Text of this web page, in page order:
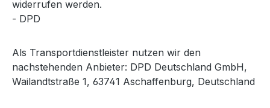
widerrufen werden.
- DPD
Als Transportdienstleister nutzen wir den
nachstehenden Anbieter: DPD Deutschland GmbH,
Wailandtstraße 1, 63741 Aschaffenburg, Deutschland